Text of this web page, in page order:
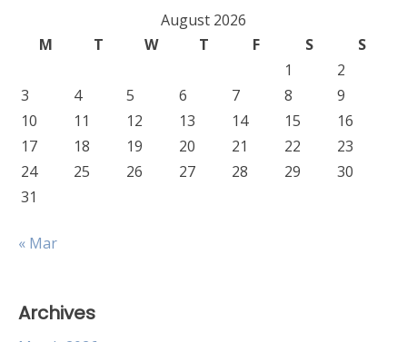
August 2026
M
T W T F S
S
1
2
3
4 5 6 7 8
9
10
11 12 13 14 15
16
17
18 19 20 21 22
23
24
25 26 27 28 29
30
31
« Mar
Archives